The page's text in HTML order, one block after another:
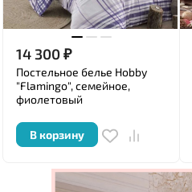
14 300₽
Постельное белье Hobby
"Flamingo", семейное,
фиолетовый
В корзину